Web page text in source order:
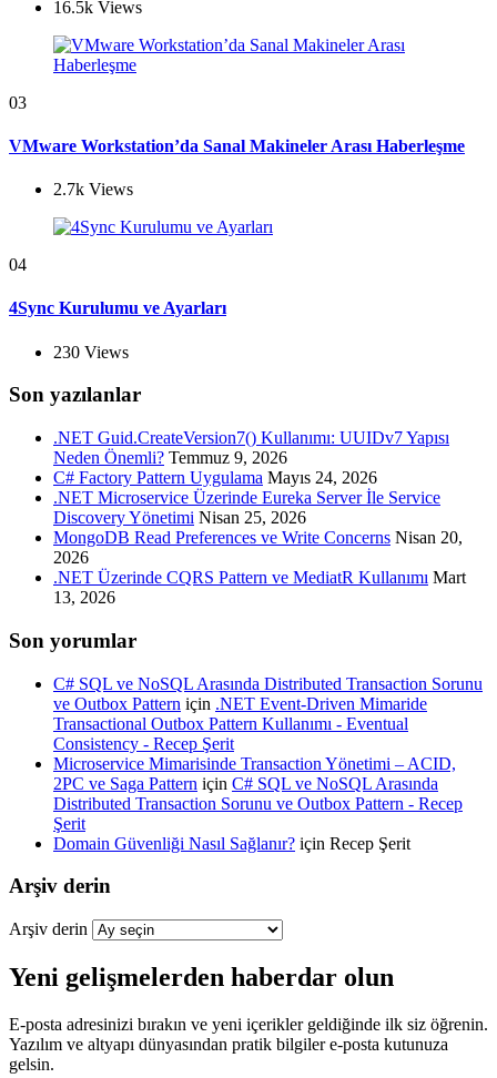
16.5k Views
03
VMware Workstation’da Sanal Makineler Arası Haberleşme
2.7k Views
04
4Sync Kurulumu ve Ayarları
230 Views
Son yazılanlar
.NET Guid.CreateVersion7() Kullanımı: UUIDv7 Yapısı
Neden Önemli? Temmuz 9, 2026
C# Factory Pattern Uygulama Mayıs 24, 2026
.NET Microservice Üzerinde Eureka Server İle Service
Discovery Yönetimi Nisan 25, 2026
MongoDB Read Preferences ve Write Concerns Nisan 20,
2026
.NET Üzerinde CQRS Pattern ve MediatR Kullanımı Mart
13, 2026
Son yorumlar
C# SQL ve NoSQL Arasında Distributed Transaction Sorunu
ve Outbox Pattern için .NET Event-Driven Mimaride
Transactional Outbox Pattern Kullanımı - Eventual
Consistency - Recep Şerit
Microservice Mimarisinde Transaction Yönetimi – ACID,
2PC ve Saga Pattern için C# SQL ve NoSQL Arasında
Distributed Transaction Sorunu ve Outbox Pattern - Recep
Şerit
Domain Güvenliği Nasıl Sağlanır? için Recep Şerit
Arşiv derin
Arşiv derin
Yeni gelişmelerden haberdar olun
E-posta adresinizi bırakın ve yeni içerikler geldiğinde ilk siz öğrenin.
Yazılım ve altyapı dünyasından pratik bilgiler e-posta kutunuza
gelsin.